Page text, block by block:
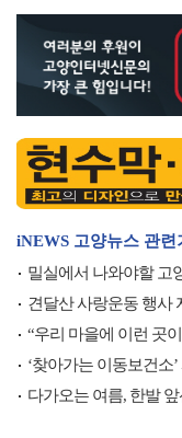
iNEWS 고양뉴스 관련
밀실에서 나와야할 고
견달산 사랑운동 행사
“우리 마을에 이런 곳
‘찾아가는 이동보건소
다가오는 여름, 한발